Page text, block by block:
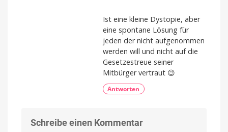
Ist eine kleine Dystopie, aber
eine spontane Lösung für
jeden der nicht aufgenommen
werden will und nicht auf die
Gesetzestreue seiner
Mitbürger vertraut 😉
Antworten
Schreibe einen Kommentar